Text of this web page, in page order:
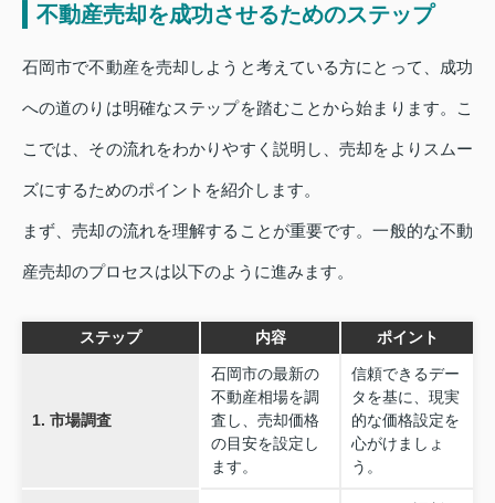
不動産売却を成功させるためのステップ
石岡市で不動産を売却しようと考えている方にとって、成功
への道のりは明確なステップを踏むことから始まります。こ
こでは、その流れをわかりやすく説明し、売却をよりスムー
ズにするためのポイントを紹介します。
まず、売却の流れを理解することが重要です。一般的な不動
産売却のプロセスは以下のように進みます。
ステップ 内容 ポイント
1. 市場調査
石岡市の最新の
不動産相場を調
査し、売却価格
の目安を設定し
ます。
信頼できるデー
タを基に、現実
的な価格設定を
心がけましょ
う。